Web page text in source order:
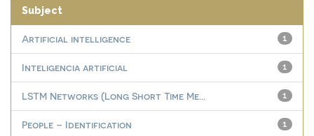
Subject
1
Artificial intelligence
1
Inteligencia artificial
1
LSTM Networks (Long Short Time Me...
1
People – Identification